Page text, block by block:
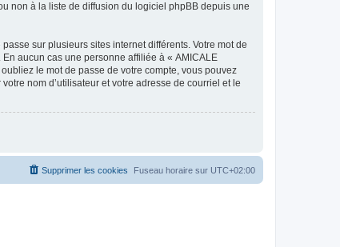
non à la liste de diffusion du logiciel phpBB depuis une
sur plusieurs sites internet différents. Votre mot de
aucun cas une personne affiliée à « AMICALE
le mot de passe de votre compte, vous pouvez
nom d’utilisateur et votre adresse de courriel et le
Fuseau horaire sur UTC+02:00
Supprimer les cookies